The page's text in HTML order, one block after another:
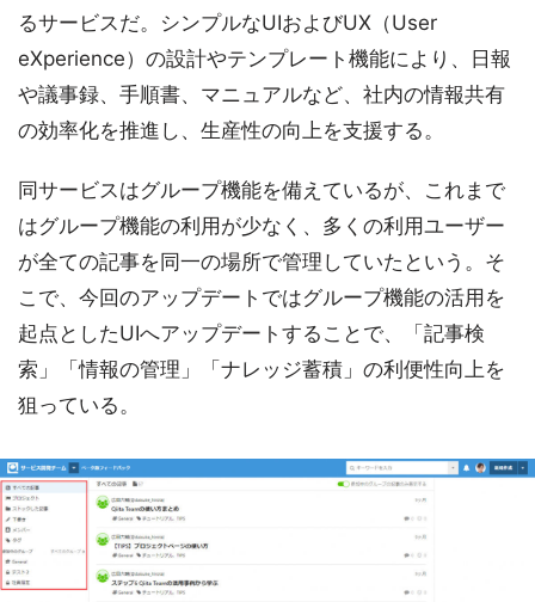
るサービスだ。シンプルなUIおよびUX（User
eXperience）の設計やテンプレート機能により、日報
や議事録、手順書、マニュアルなど、社内の情報共有
の効率化を推進し、生産性の向上を支援する。
同サービスはグループ機能を備えているが、これまで
はグループ機能の利用が少なく、多くの利用ユーザー
が全ての記事を同一の場所で管理していたという。そ
こで、今回のアップデートではグループ機能の活用を
起点としたUIへアップデートすることで、「記事検
索」「情報の管理」「ナレッジ蓄積」の利便性向上を
狙っている。